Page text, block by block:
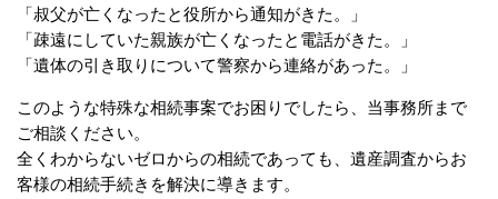
「叔父が亡くなったと役所から通知がきた。」
「疎遠にしていた親族が亡くなったと電話がきた。」
「遺体の引き取りについて警察から連絡があった。」
このような特殊な相続事案でお困りでしたら、当事務所まで
ご相談ください。
全くわからないゼロからの相続であっても、遺産調査からお
客様の相続手続きを解決に導きます。